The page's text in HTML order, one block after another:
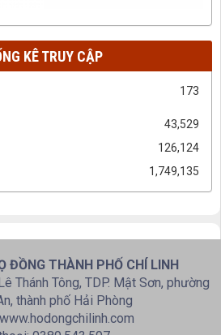
KÊ TRUY CẬP
173
43,529
126,124
1,749,135
ĐỒNG THÀNH PHỐ CHÍ LINH
Thánh Tông, TDP. Mật Sơn, phường
thành phố Hải Phòng